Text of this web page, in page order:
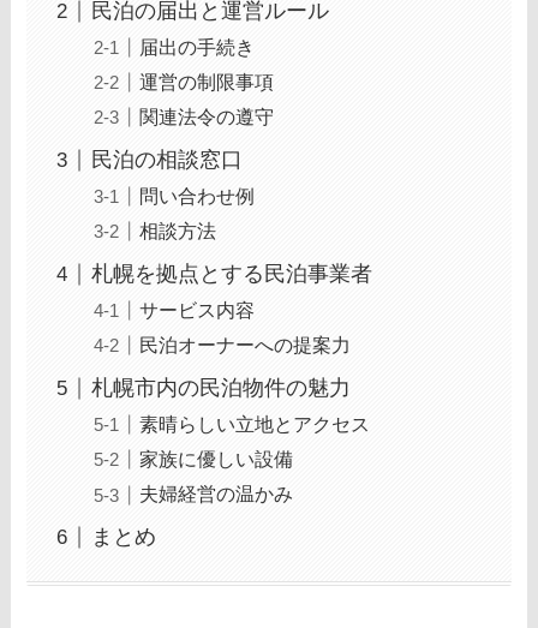
民泊の届出と運営ルール
届出の手続き
運営の制限事項
関連法令の遵守
民泊の相談窓口
問い合わせ例
相談方法
札幌を拠点とする民泊事業者
サービス内容
民泊オーナーへの提案力
札幌市内の民泊物件の魅力
素晴らしい立地とアクセス
家族に優しい設備
夫婦経営の温かみ
まとめ